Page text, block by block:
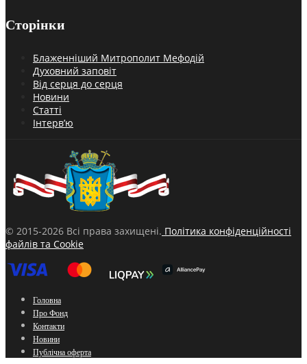
Сторінки
Блаженніший Митрополит Мефодій
Духовний заповіт
Від серця до серця
Новини
Статті
Інтерв’ю
© 2015-2026 Всі права захищені. Політика конфіденційності
файлів та Cookie
Головна
Про Фонд
Контакти
Новини
Публічна оферта